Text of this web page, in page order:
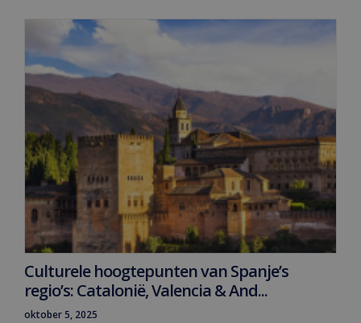
Culturele hoogtepunten van Spanje’s
regio’s: Catalonië, Valencia & And...
oktober 5, 2025